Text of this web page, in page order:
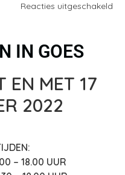
Reacties uitgeschakeld
IN GOES
EN MET 17
2022
– 18.00 UUR